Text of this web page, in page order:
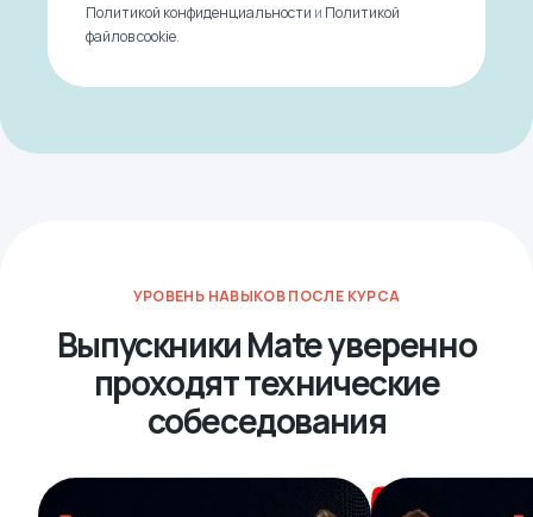
Политикой конфиденциальности и Политикой
файлов cookie.
УРОВЕНЬ НАВЫКОВ ПОСЛЕ КУРСА
Выпускники Mate уверенно
проходят технические
собеседования